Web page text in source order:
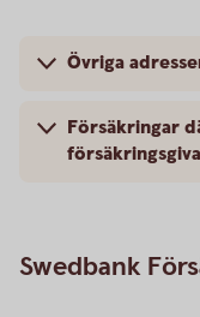
Övriga
Försäkringar
Swedbank